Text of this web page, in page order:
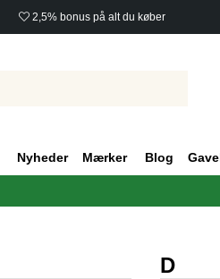
2,5% bonus på alt du køber
Nyheder Mærker Blog
D